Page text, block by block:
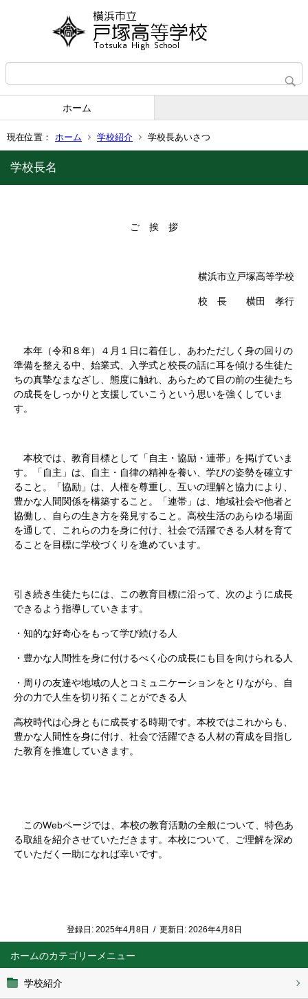
ホーム
現在位置： ホーム 学校紹介 学校長あいさつ
ホーム
学校紹介
学校長名
ご 挨 拶
横浜市立戸塚高等学校
校 長 横田 孝行
本年（令和８年）４月１日に着任し、あわただしく身の回りの
準備を整える中、始業式、入学式と校長の話に耳を傾ける生徒た
ちの真摯なまなざし、態度に触れ、あらためて目の前の生徒たち
の成長をしっかりと支援していこうという思いを強くしていま
す。
本校では、教育目標として「自主・協励・連帯」を掲げていま
す。「自主」は、自主・自律の精神を養い、学びの姿勢を確立す
ること。「協励」は、人権を尊重し、互いの理解と協力により、
豊かな人間関係を構築すること。「連帯」は、地域社会や他者と
協働し、自らの生き方を発見すること。高校生活のあらゆる場面
を通して、これらの力を身に付け、社会で活躍できる人材を育て
ることを目標に学校づくりを進めています。
引き続き生徒たちには、この教育目標に沿って、次のように成長
できるよう指導していきます。
・知的な好奇心をもって学び続ける人
・豊かな人間性を身に付けるべく心の成長にも目を向けられる人
・周りの友達や地域の人とコミュニケーションをとりながら、自
分の力で人生を切り拓くことができる人
高校時代は心身ともに成長する時期です。本校ではこれからも、
豊かな人間性を身に付け、社会で活躍できる人材の育成を目指し
た教育を推進していきます。
このWebページでは、本校の教育活動の全般について、特色あ
る取組を紹介させていただきます。本校について、ご理解を深め
ていただく一助になれば幸いです。
登録日: 2025年4月8日 / 更新日: 2026年4月8日